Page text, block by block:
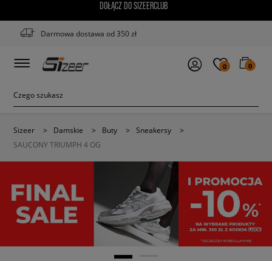
DOŁĄCZ DO SIZEERCLUB
Darmowa dostawa od 350 zł
0 0
Sizeer > Damskie > Buty > Sneakersy
>
SAUCONY TRIUMPH 4 OG